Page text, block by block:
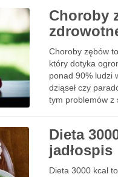
Choroby
Choroby zębów
który dotyka
ponad 90% ludzi
dziąseł czy
tym problemów z
Dieta
jadłospis
Dieta 3000 kcal